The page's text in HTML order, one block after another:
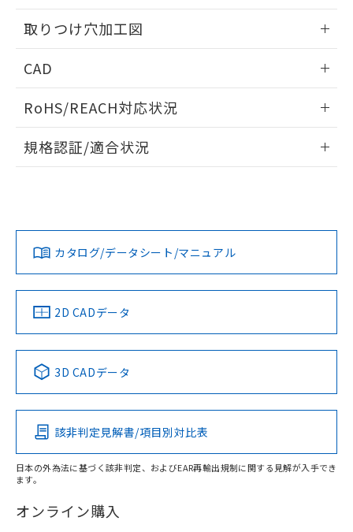
取りつけ穴加工図
CAD
ドすることができます。
ログイン/会員登録
ダウンロードデータをご利用いただく前に、以下を必ずお読
みください。
ソフトウェアの使用条件
RoHS/REACH対応状況
EU RoHS 注意事項・凡例
対応済み
中国 RoHS 注意事項・凡例
Pb Hg Cd Cr(VI)
O
在庫等で未対応品が混在する可能性があります。
規格認証/適合状況
カタログ/データシート/マニュアル
2D CADデータ
3D CADデータ
該非判定見解書/項目別対比表
日本の外為法に基づく該非判定、およびEAR再輸出規制に関する見解が入手でき
ます。
オンライン購入
の共同利用に関して"
用者の範囲」に記載されている法人を
EU RoHS指令（10物質）の非含有証明書
51物質の非含有証明書（当社基準）
※本証明書は発行日時点で非含有を証明す
物質の対応では、対応完了までの期間は出
荷製品に未対応品が混在することから備考
欄に対応日を記載しておりました。
既に当社にて対応品への在庫切替を完了